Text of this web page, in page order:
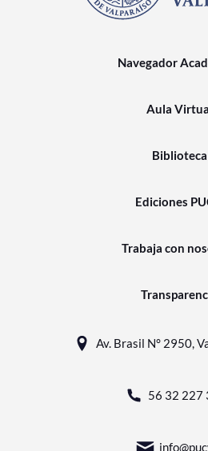
Navegador
Aula
Biblioteca
Ediciones
Trabaja con
Av. Brasil N° 2950,
56 32 227